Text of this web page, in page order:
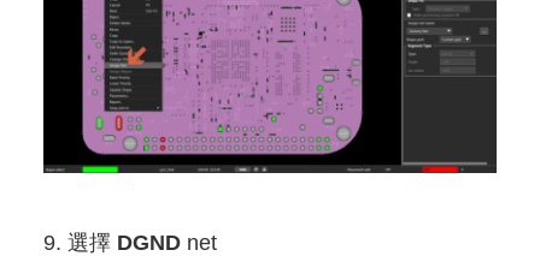
9. 選擇 DGNDnet